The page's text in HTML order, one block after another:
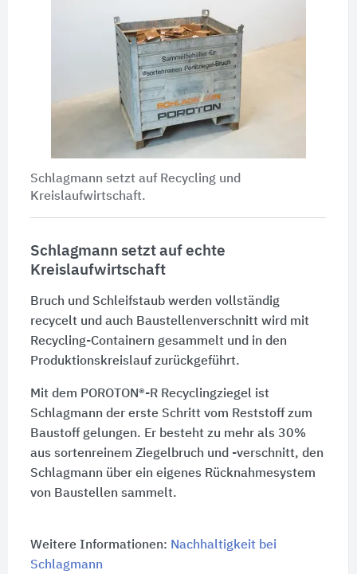
Schlagmann setzt auf Recycling und
Kreislaufwirtschaft.
Schlagmann setzt auf echte
Kreislaufwirtschaft
Bruch und Schleifstaub werden vollständig
recycelt und auch Baustellenverschnitt wird mit
Recycling-Containern gesammelt und in den
Produktionskreislauf zurückgeführt.
Mit dem POROTON®-R Recyclingziegel ist
Schlagmann der erste Schritt vom Reststoff zum
Baustoff gelungen. Er besteht zu mehr als 30%
aus sortenreinem Ziegelbruch und -verschnitt, den
Schlagmann über ein eigenes Rücknahmesystem
von Baustellen sammelt.
Weitere Informationen: Nachhaltigkeit bei
Schlagmann